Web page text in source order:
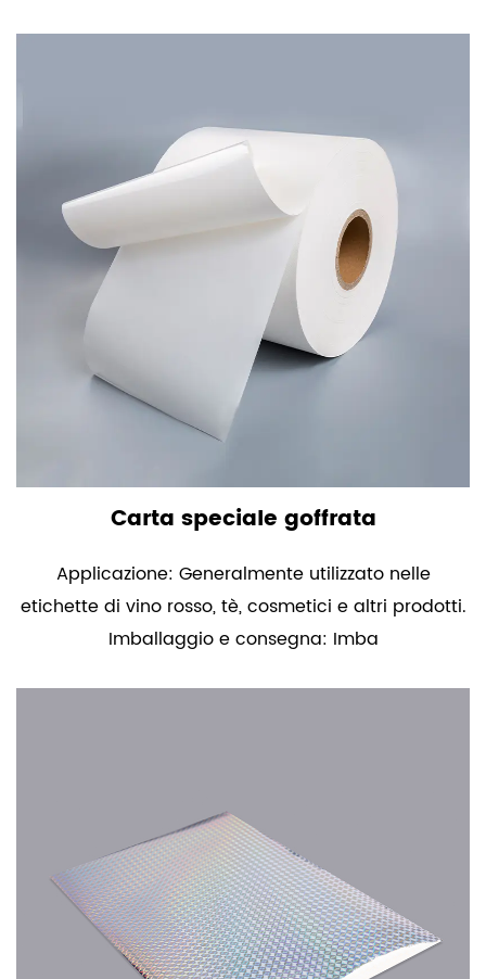
Carta speciale goffrata
Applicazione: Generalmente utilizzato nelle
etichette di vino rosso, tè, cosmetici e altri prodotti.
Imballaggio e consegna: Imba